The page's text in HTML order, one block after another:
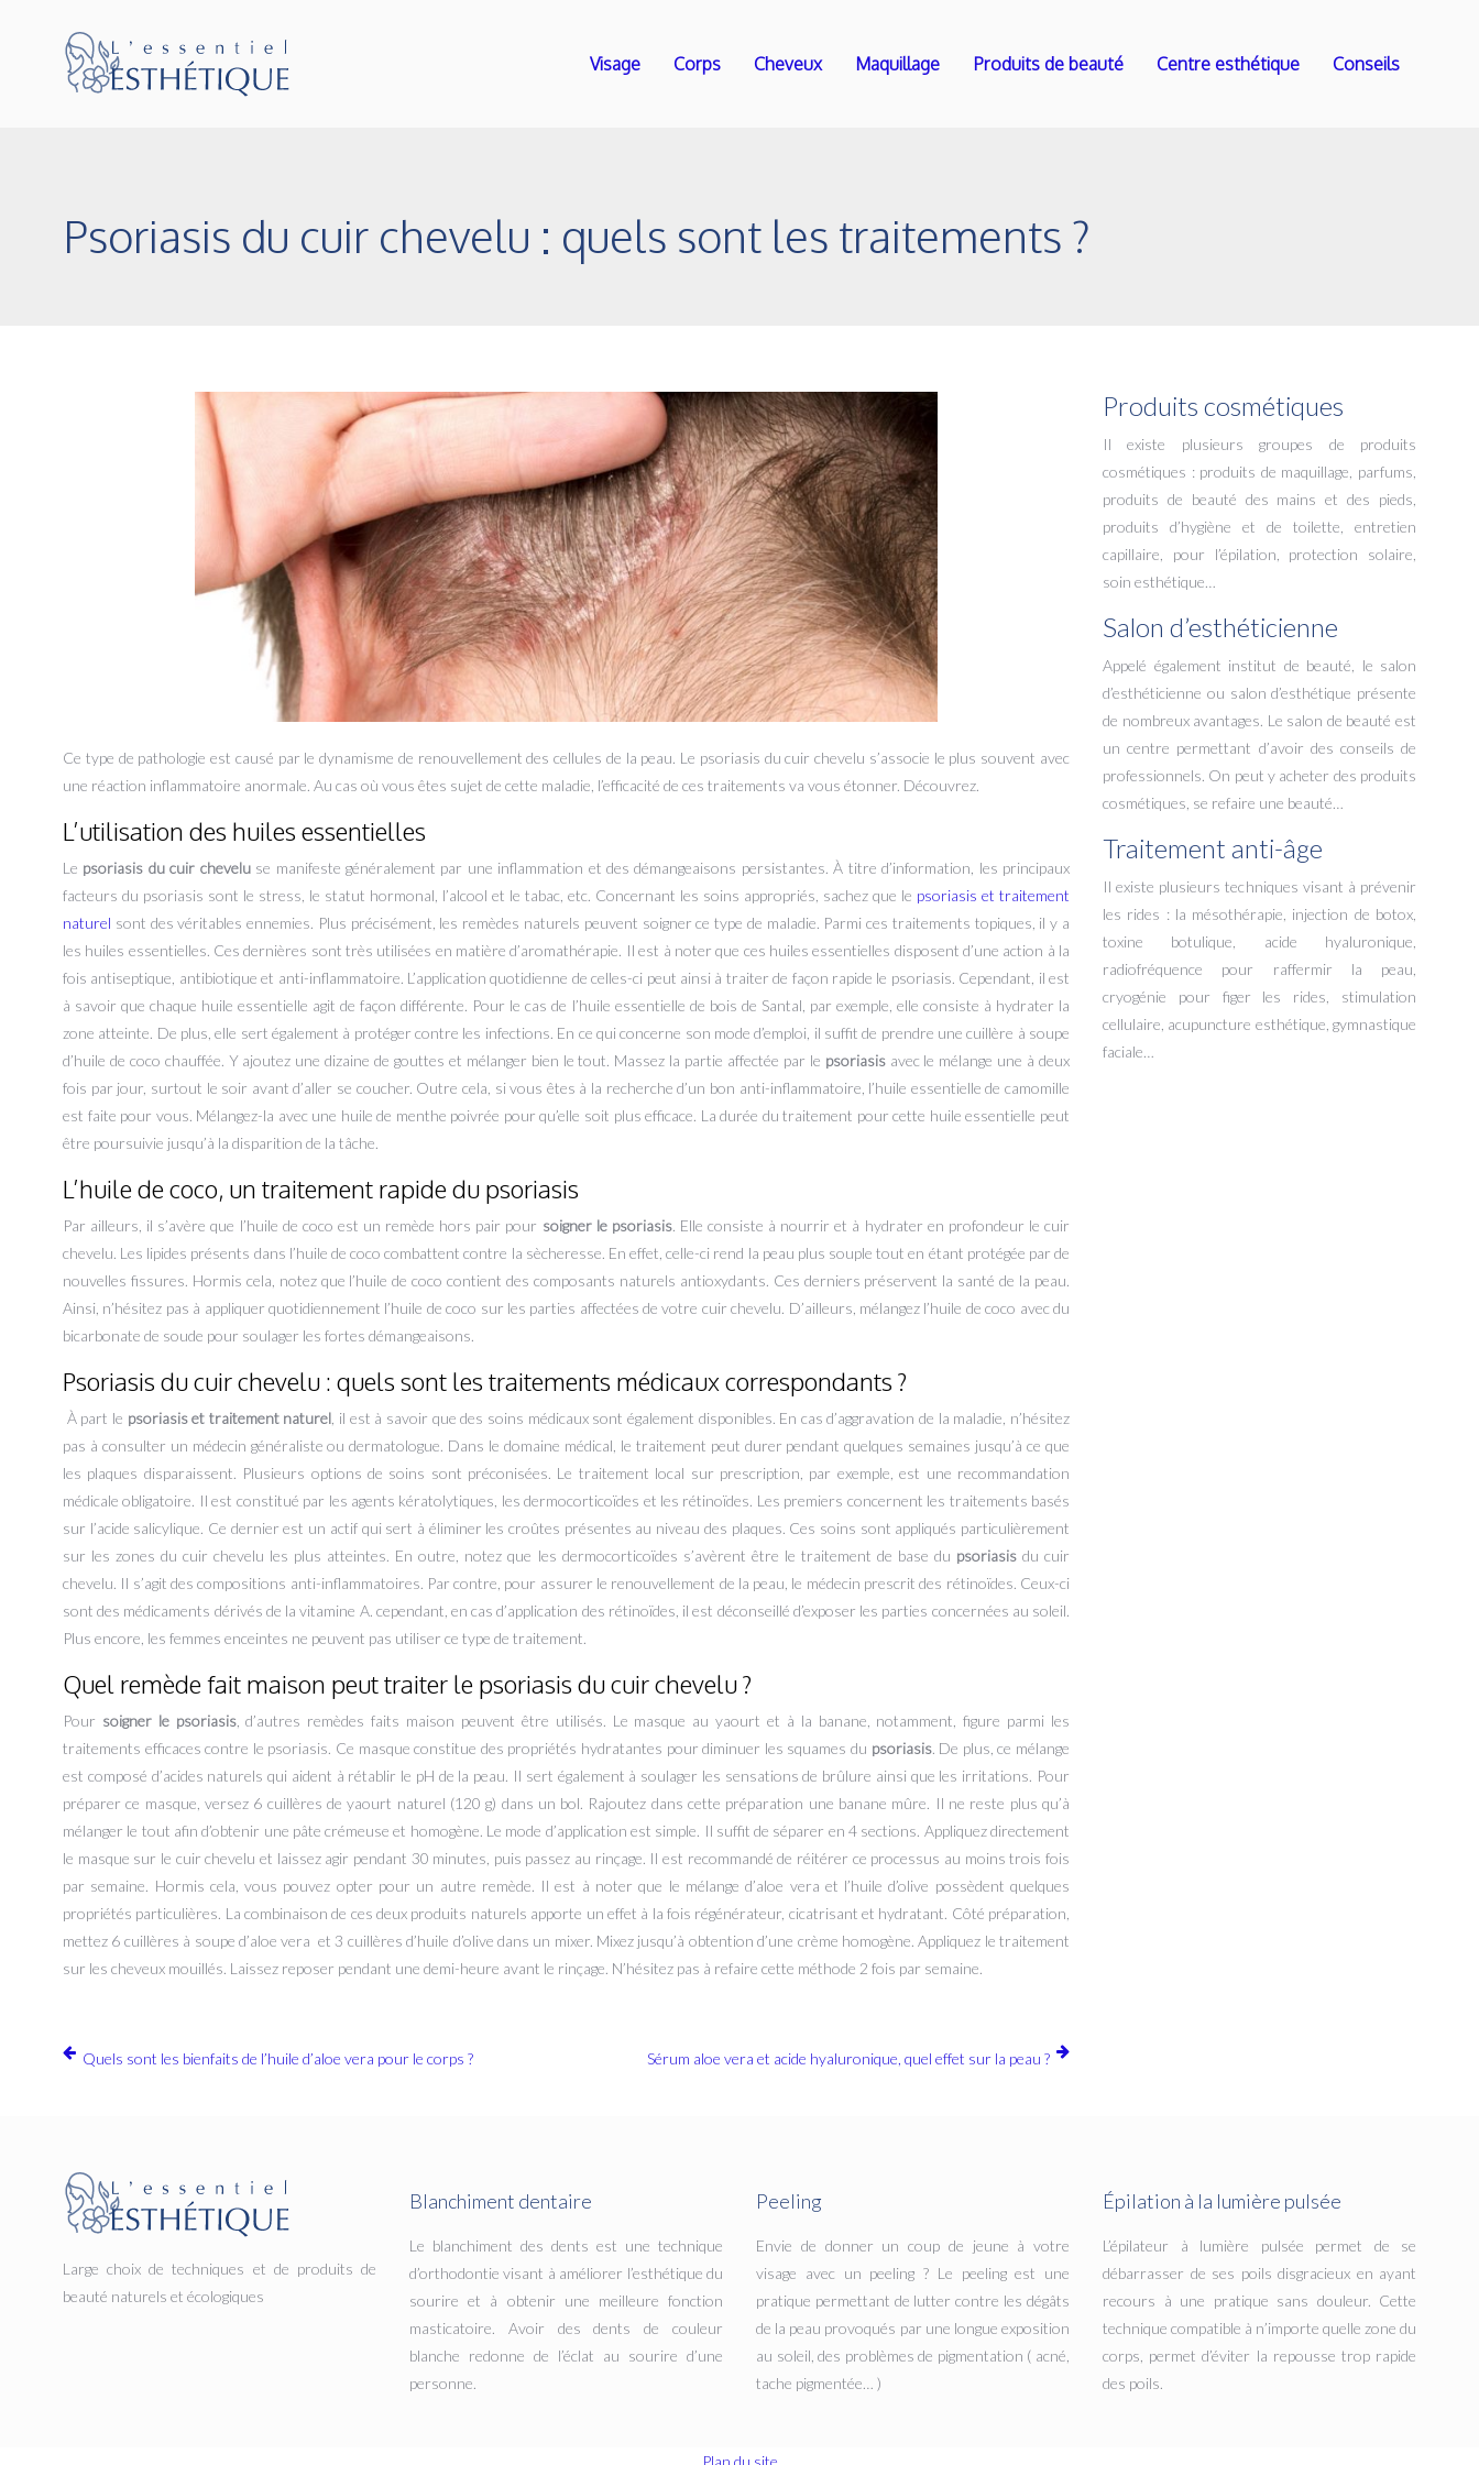
Visage Corps Cheveux Maquillage Produits de beauté Centre esthétique Conseils
Psoriasis du cuir chevelu : quels sont les traitements ?
Ce type de pathologie est causé par le dynamisme de renouvellement des cellules de la peau. Le psoriasis du cuir chevelu s’associe le plus souvent avec
une réaction inflammatoire anormale. Au cas où vous êtes sujet de cette maladie, l’efficacité de ces traitements va vous étonner. Découvrez.
L’utilisation des huiles essentielles
Le psoriasis du cuir cheveluse manifeste généralement par une inflammation et des démangeaisons persistantes. À titre d’information, les principaux
facteurs du psoriasis sont le stress, le statut hormonal, l’alcool et le tabac, etc. Concernant les soins appropriés, sachez que le psoriasis et traitement
naturel sont des véritables ennemies. Plus précisément, les remèdes naturels peuvent soigner ce type de maladie. Parmi ces traitements topiques, il y a
les huiles essentielles. Ces dernières sont très utilisées en matière d’aromathérapie. Il est à noter que ces huiles essentielles disposent d’une action à la
fois antiseptique, antibiotique et anti-inflammatoire. L’application quotidienne de celles-ci peut ainsi à traiter de façon rapide le psoriasis. Cependant, il est
à savoir que chaque huile essentielle agit de façon différente. Pour le cas de l’huile essentielle de bois de Santal, par exemple, elle consiste à hydrater la
zone atteinte. De plus, elle sert également à protéger contre les infections. En ce qui concerne son mode d’emploi, il suffit de prendre une cuillère à soupe
d’huile de coco chauffée. Y ajoutez une dizaine de gouttes et mélanger bien le tout. Massez la partie affectée par le psoriasisavec le mélange une à deux
fois par jour, surtout le soir avant d’aller se coucher. Outre cela, si vous êtes à la recherche d’un bon anti-inflammatoire, l’huile essentielle de camomille
est faite pour vous. Mélangez-la avec une huile de menthe poivrée pour qu’elle soit plus efficace. La durée du traitement pour cette huile essentielle peut
être poursuivie jusqu’à la disparition de la tâche.
L’huile de coco, un traitement rapide du psoriasis
Par ailleurs, il s’avère que l’huile de coco est un remède hors pair pour soigner le psoriasis. Elle consiste à nourrir et à hydrater en profondeur le cuir
chevelu. Les lipides présents dans l’huile de coco combattent contre la sècheresse. En effet, celle-ci rend la peau plus souple tout en étant protégée par de
nouvelles fissures. Hormis cela, notez que l’huile de coco contient des composants naturels antioxydants. Ces derniers préservent la santé de la peau.
Ainsi, n’hésitez pas à appliquer quotidiennement l’huile de coco sur les parties affectées de votre cuir chevelu. D’ailleurs, mélangez l’huile de coco avec du
bicarbonate de soude pour soulager les fortes démangeaisons.
Psoriasis du cuir chevelu : quels sont les traitements médicaux correspondants ?
À part le psoriasis et traitement naturel , il est à savoir que des soins médicaux sont également disponibles. En cas d’aggravation de la maladie, n’hésitez
pas à consulter un médecin généraliste ou dermatologue. Dans le domaine médical, le traitement peut durer pendant quelques semaines jusqu’à ce que
les plaques disparaissent. Plusieurs options de soins sont préconisées. Le traitement local sur prescription, par exemple, est une recommandation
médicale obligatoire. Il est constitué par les agents kératolytiques, les dermocorticoïdes et les rétinoïdes. Les premiers concernent les traitements basés
sur l’acide salicylique. Ce dernier est un actif qui sert à éliminer les croûtes présentes au niveau des plaques. Ces soins sont appliqués particulièrement
sur les zones du cuir chevelu les plus atteintes. En outre, notez que les dermocorticoïdes s’avèrent être le traitement de base du psoriasisdu cuir
chevelu. Il s’agit des compositions anti-inflammatoires. Par contre, pour assurer le renouvellement de la peau, le médecin prescrit des rétinoïdes. Ceux-ci
sont des médicaments dérivés de la vitamine A. cependant, en cas d’application des rétinoïdes, il est déconseillé d’exposer les parties concernées au soleil.
Plus encore, les femmes enceintes ne peuvent pas utiliser ce type de traitement.
Quel remède fait maison peut traiter le psoriasis du cuir chevelu ?
Pour soigner le psoriasis, d’autres remèdes faits maison peuvent être utilisés. Le masque au yaourt et à la banane, notamment, figure parmi les
traitements efficaces contre le psoriasis. Ce masque constitue des propriétés hydratantes pour diminuer les squames du psoriasis. De plus, ce mélange
est composé d’acides naturels qui aident à rétablir le pH de la peau. Il sert également à soulager les sensations de brûlure ainsi que les irritations. Pour
préparer ce masque, versez 6 cuillères de yaourt naturel (120 g) dans un bol. Rajoutez dans cette préparation une banane mûre. Il ne reste plus qu’à
mélanger le tout afin d’obtenir une pâte crémeuse et homogène. Le mode d’application est simple. Il suffit de séparer en 4 sections. Appliquez directement
le masque sur le cuir chevelu et laissez agir pendant 30 minutes, puis passez au rinçage. Il est recommandé de réitérer ce processus au moins trois fois
par semaine. Hormis cela, vous pouvez opter pour un autre remède. Il est à noter que le mélange d’aloe vera et l’huile d’olive possèdent quelques
propriétés particulières. La combinaison de ces deux produits naturels apporte un effet à la fois régénérateur, cicatrisant et hydratant. Côté préparation,
mettez 6 cuillères à soupe d’aloe vera et 3 cuillères d’huile d’olive dans un mixer. Mixez jusqu’à obtention d’une crème homogène. Appliquez le traitement
sur les cheveux mouillés. Laissez reposer pendant une demi-heure avant le rinçage. N’hésitez pas à refaire cette méthode 2 fois par semaine.
Quels sont les bienfaits de l’huile d’aloe vera pour le corps ? Sérum aloe vera et acide hyaluronique, quel effet sur la peau ?
Produits cosmétiques
Il existe plusieurs groupes de produits
cosmétiques : produits de maquillage, parfums,
produits de beauté des mains et des pieds,
produits d’hygiène et de toilette, entretien
capillaire, pour l’épilation, protection solaire,
soin esthétique…
Salon d’esthéticienne
Appelé également institut de beauté, le salon
d’esthéticienne ou salon d’esthétique présente
de nombreux avantages. Le salon de beauté est
un centre permettant d’avoir des conseils de
professionnels. On peut y acheter des produits
cosmétiques, se refaire une beauté…
Traitement anti-âge
Il existe plusieurs techniques visant à prévenir
les rides : la mésothérapie, injection de botox,
toxine botulique, acide hyaluronique,
radiofréquence pour raffermir la peau,
cryogénie pour figer les rides, stimulation
cellulaire, acupuncture esthétique, gymnastique
faciale…
Large choix de techniques et de produits de
beauté naturels et écologiques
Blanchiment dentaire
Le blanchiment des dents est une technique
d’orthodontie visant à améliorer l’esthétique du
sourire et à obtenir une meilleure fonction
masticatoire. Avoir des dents de couleur
blanche redonne de l’éclat au sourire d’une
personne.
Peeling
Envie de donner un coup de jeune à votre
visage avec un peeling ? Le peeling est une
pratique permettant de lutter contre les dégâts
de la peau provoqués par une longue exposition
au soleil, des problèmes de pigmentation ( acné,
tache pigmentée… )
Épilation à la lumière pulsée
L’épilateur à lumière pulsée permet de se
débarrasser de ses poils disgracieux en ayant
recours à une pratique sans douleur. Cette
technique compatible à n’importe quelle zone du
corps, permet d’éviter la repousse trop rapide
des poils.
Plan du site